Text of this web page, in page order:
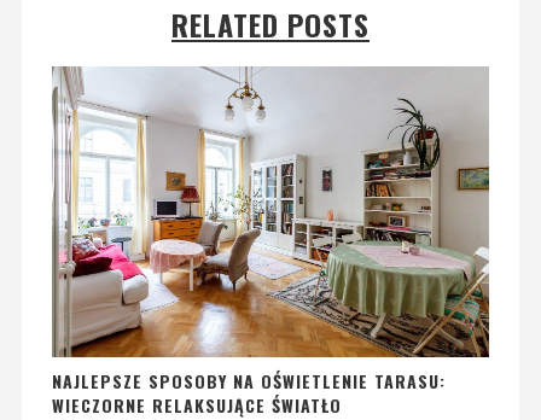
RELATED POSTS
NAJLEPSZE SPOSOBY NA OŚWIETLENIE TARASU:
WIECZORNE RELAKSUJĄCE ŚWIATŁO